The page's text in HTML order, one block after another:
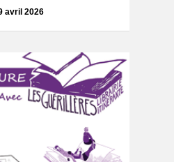
avril 2026